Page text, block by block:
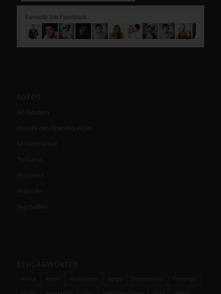
Fanseite bei Facebook
Andalusien
Routes des Grandes Alpes
Mittelrheintal
Toskana
Alpen Andalusien Deutschland
Flamingo
Frankreich Gnu Indischer Ozean Insel Italien